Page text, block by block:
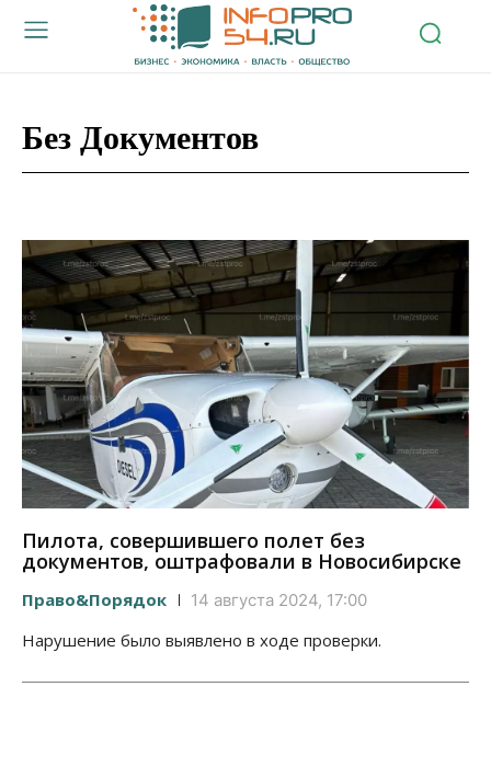
Без Документов
Пилота, совершившего полет без
документов, оштрафовали в Новосибирске
Право&Порядок 14 августа 2024, 17:00
Нарушение было выявлено в ходе проверки.